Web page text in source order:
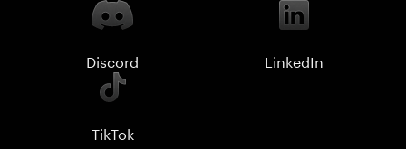
Discord LinkedIn
TikTok